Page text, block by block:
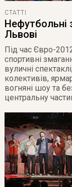
СТАТТІ
Нефутбольні
Львові
Під час Євро-
спортивні
вуличні
колективів,
вогняні шоу та
центральну